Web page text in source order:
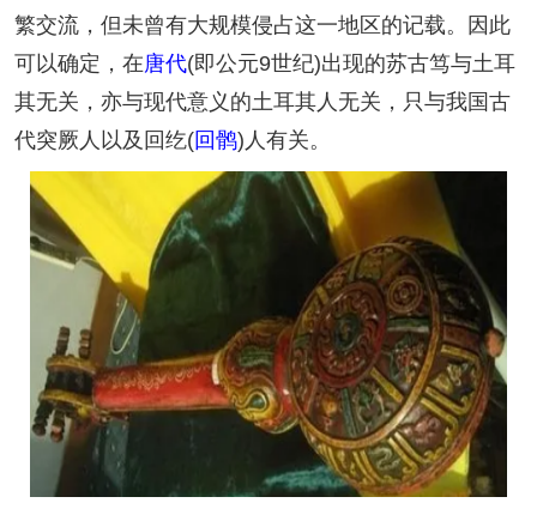
繁交流，但未曾有大规模侵占这一地区的记载。因此
可以确定，在唐代(即公元9世纪)出现的苏古笃与土耳
其无关，亦与现代意义的土耳其人无关，只与我国古
代突厥人以及回纥(回鹘)人有关。